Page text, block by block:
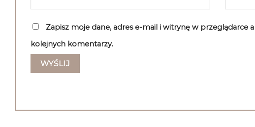
Zapisz moje dane, adres e-mail i witrynę w przeglądarce
kolejnych komentarzy.